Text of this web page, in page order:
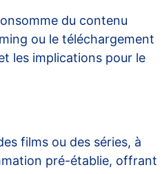
du contenu
ou le téléchargement
les implications pour le
films ou des séries, à
pré-établie, offrant